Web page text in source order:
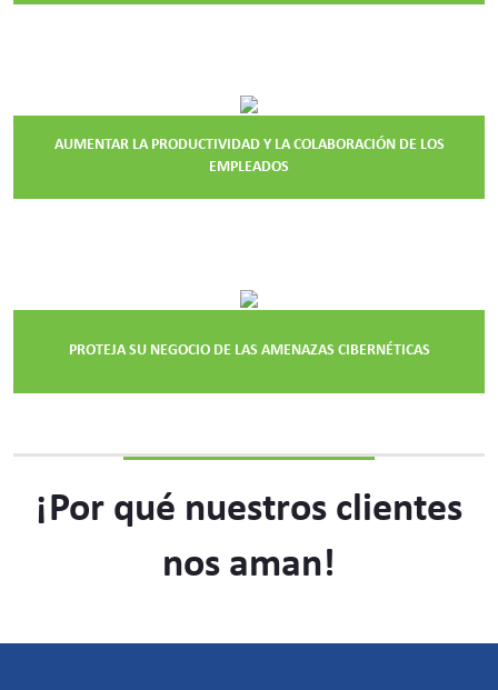
AUMENTAR LA PRODUCTIVIDAD Y LA COLABORACIÓN DE LOS
EMPLEADOS
PROTEJA SU NEGOCIO DE LAS AMENAZAS CIBERNÉTICAS
¡Por qué nuestros clientes
nos aman!